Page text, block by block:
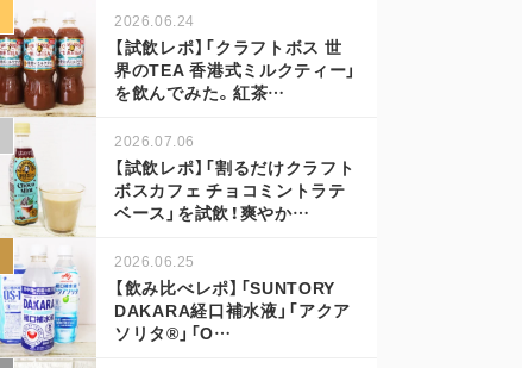
2026.06.24
【試飲レポ】「クラフトボス 世
界のTEA 香港式ミルクティー」
を飲んでみた。紅茶…
2026.07.06
【試飲レポ】「割るだけクラフト
ボスカフェ チョコミントラテ
ベース」を試飲！爽やか…
2026.06.25
【飲み比べレポ】「SUNTORY
DAKARA経口補水液」「アクア
ソリタ®」「O…